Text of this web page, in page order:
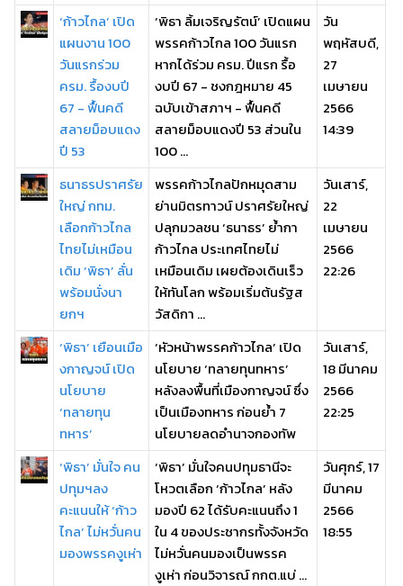
‘ก้าวไกล’ เปิด
แผนงาน 100
วันแรกร่วม
ครม. รื้องบปี
67 - ฟื้นคดี
สลายม็อบแดง
ปี 53
‘พิธา ลิ้มเจริญรัตน์’ เปิดแผน
พรรคก้าวไกล 100 วันแรก
หากได้ร่วม ครม. ปีแรก รื้อ
งบปี 67 - ชงกฎหมาย 45
ฉบับเข้าสภาฯ - ฟื้นคดี
สลายม็อบแดงปี 53 ส่วนใน
100 ...
วัน
พฤหัสบดี,
27
เมษายน
2566
14:39
ธนาธรปราศรัย
ใหญ่ กทม.
เลือกก้าวไกล
ไทยไม่เหมือน
เดิม ‘พิธา’ ลั่น
พร้อมนั่งนา
ยกฯ
พรรคก้าวไกลปักหมุดสาม
ย่านมิตรทาวน์ ปราศรัยใหญ่
ปลุกมวลชน ‘ธนาธร’ ย้ำกา
ก้าวไกล ประเทศไทยไม่
เหมือนเดิม เผยต้องเดินเร็ว
ให้ทันโลก พร้อมเริ่มต้นรัฐส
วัสดิกา ...
วันเสาร์,
22
เมษายน
2566
22:26
‘พิธา’ เยือนเมือ
งกาญจน์ เปิด
นโยบาย
‘ทลายทุน
ทหาร’
‘หัวหน้าพรรคก้าวไกล’ เปิด
นโยบาย ‘ทลายทุนทหาร’
หลังลงพื้นที่เมืองกาญจน์ ซึ่ง
เป็นเมืองทหาร ก่อนย้ำ 7
นโยบายลดอำนาจกองทัพ
วันเสาร์,
18 มีนาคม
2566
22:25
‘พิธา’ มั่นใจ คน
ปทุมฯลง
คะแนนให้ ‘ก้าว
ไกล’ ไม่หวั่นคน
มองพรรคงูเห่า
‘พิธา’ มั่นใจคนปทุมธานีจะ
โหวตเลือก ‘ก้าวไกล’ หลัง
มองปี 62 ได้รับคะแนนถึง 1
ใน 4 ของประชากรทั้งจังหวัด
ไม่หวั่นคนมองเป็นพรรค
งูเห่า ก่อนวิจารณ์ กกต.แบ่ ...
วันศุกร์, 17
มีนาคม
2566
18:55